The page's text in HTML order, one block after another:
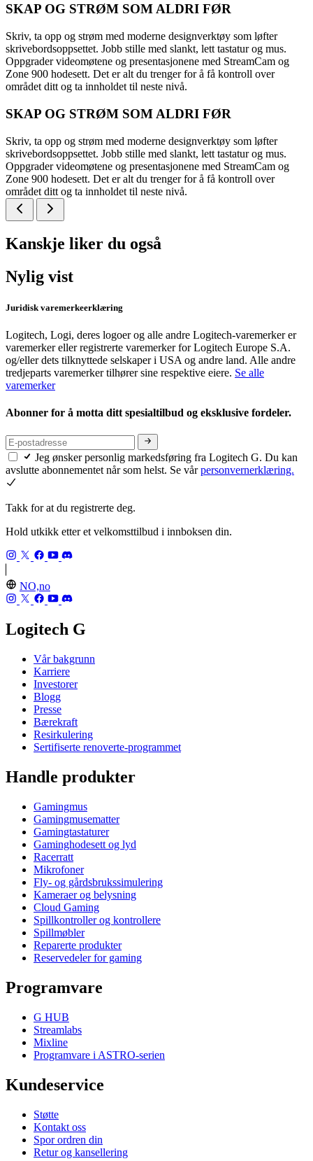
SKAP OG STRØM SOM ALDRI FØR
Skriv, ta opp og strøm med moderne designverktøy som løfter
skrivebordsoppsettet. Jobb stille med slankt, lett tastatur og mus.
Oppgrader videomøtene og presentasjonene med StreamCam og
Zone 900 hodesett. Det er alt du trenger for å få kontroll over
området ditt og ta innholdet til neste nivå.
SKAP OG STRØM SOM ALDRI FØR
Skriv, ta opp og strøm med moderne designverktøy som løfter
skrivebordsoppsettet. Jobb stille med slankt, lett tastatur og mus.
Oppgrader videomøtene og presentasjonene med StreamCam og
Zone 900 hodesett. Det er alt du trenger for å få kontroll over
området ditt og ta innholdet til neste nivå.
Kanskje liker du også
Nylig vist
Juridisk varemerkeerklæring
Logitech, Logi, deres logoer og alle andre Logitech-varemerker er
varemerker eller registrerte varemerker for Logitech Europe S.A.
og/eller dets tilknyttede selskaper i USA og andre land. Alle andre
tredjeparts varemerker tilhører sine respektive eiere. Se alle
varemerker
Abonner for å motta ditt spesialtilbud og eksklusive fordeler.
Jeg ønsker personlig markedsføring fra Logitech G. Du kan
avslutte abonnementet når som helst. Se vårpersonvernerklæring.
Takk for at du registrerte deg.
Hold utkikk etter et velkomsttilbud i innboksen din.
NO,no
Logitech G
Vår bakgrunn
Karriere
Investorer
Blogg
Presse
Bærekraft
Resirkulering
Sertifiserte renoverte-programmet
Handle produkter
Gamingmus
Gamingmusematter
Gamingtastaturer
Gaminghodesett og lyd
Racerratt
Mikrofoner
Fly- og gårdsbrukssimulering
Kameraer og belysning
Cloud Gaming
Spillkontroller og kontrollere
Spillmøbler
Reparerte produkter
Reservedeler for gaming
Programvare
G HUB
Streamlabs
Mixline
Programvare i ASTRO-serien
Kundeservice
Støtte
Kontakt oss
Spor ordren din
Retur og kansellering